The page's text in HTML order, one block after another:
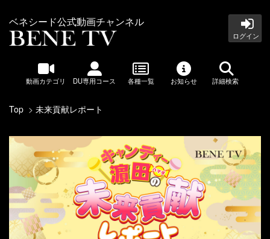
ベネシード公式動画チャンネル
ログイン
動画カテゴリ DU専用コース 各種一覧 お知らせ 詳細検索
Top 未来貢献レポート